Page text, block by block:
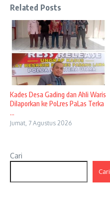
Related Posts
Kades Desa Gading dan Ahli Waris
Dilaporkan ke PoLres PaLas Terka
...
Jumat, 7 Agustus 2026
Cari
Cari